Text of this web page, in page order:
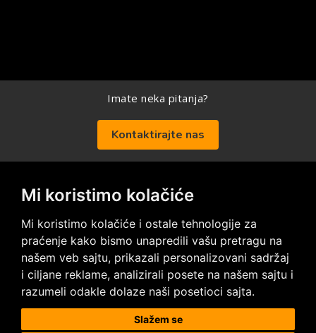
Mi koristimo kolačiće
Mi koristimo kolačiće i ostale tehnologije za
praćenje kako bismo unapredili vašu pretragu na
našem veb sajtu, prikazali personalizovani sadržaj
i ciljane reklame, analizirali posete na našem sajtu i
razumeli odakle dolaze naši posetioci sajta.
Slažem se
Imate neka pitanja?
Kontaktirajte nas
Posetite nas na društvenim mrežama
Prodaja i ugradnja podnih obloga